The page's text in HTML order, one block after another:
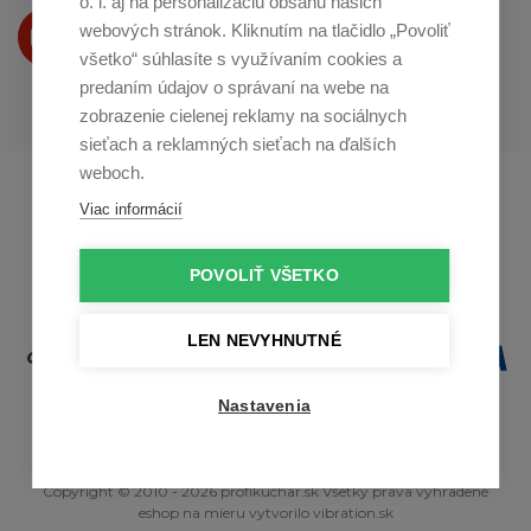
webových stránok. Kliknutím na tlačidlo „Povoliť
všetko“ súhlasíte s využívaním cookies a
predaním údajov o správaní na webe na
zobrazenie cielenej reklamy na sociálnych
sieťach a reklamných sieťach na ďalších
weboch.
Viac informácií
POVOLIŤ VŠETKO
LEN NEVYHNUTNÉ
Nastavenia
Produkty Vám predstavujeme
na Youtube
Profikuchař.cz
Copyright © 2010 - 2026 profikuchar.sk Všetky práva vyhradené
eshop na mieru vytvorilo vibration.sk